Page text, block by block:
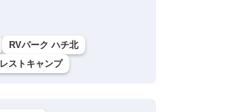
RVパーク ハチ北
ストキャンプ